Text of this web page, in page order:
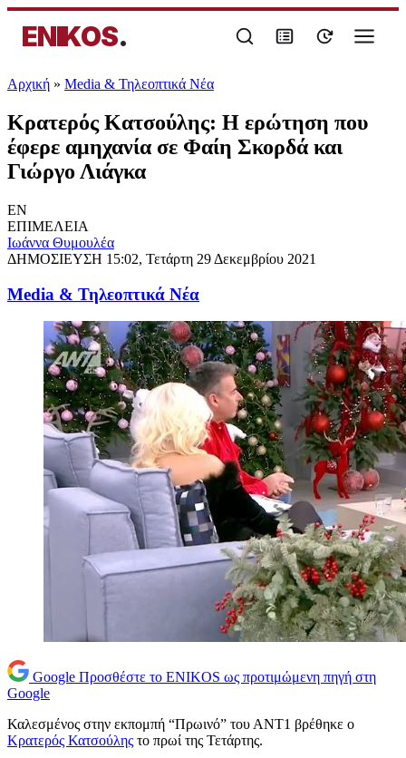
ENIKOS.
Αρχική » Media & Τηλεοπτικά Νέα
Κρατερός Κατσούλης: Η ερώτηση που
έφερε αμηχανία σε Φαίη Σκορδά και
Γιώργο Λιάγκα
EN
ΕΠΙΜΕΛΕΙΑ
Ιωάννα Θυμουλέα
ΔΗΜΟΣΙΕΥΣΗ 15:02, Τετάρτη 29 Δεκεμβρίου 2021
Media & Τηλεοπτικά Νέα
Google Προσθέστε το ENIKOS ως προτιμώμενη πηγή στη
Google
Καλεσμένος στην εκπομπή “Πρωινό” του ΑΝΤ1 βρέθηκε ο
Κρατερός Κατσούλης το πρωί της Τετάρτης.